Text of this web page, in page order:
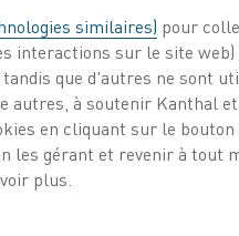
similaires) pour
interactions sur le site
que d'autres ne sont
autres, à soutenir Kanthal
en cliquant sur le
les gérant et revenir à tout
plus.